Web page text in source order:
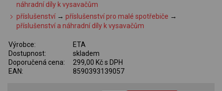
náhradní díly k vysavačům
příslušenství →příslušenství pro malé spotřebiče →
příslušenství a náhradní díly k vysavačům
Výrobce:
ETA
Dostupnost:
skladem
Doporučená cena:
299,00 Kč s DPH
EAN:
8590393139057